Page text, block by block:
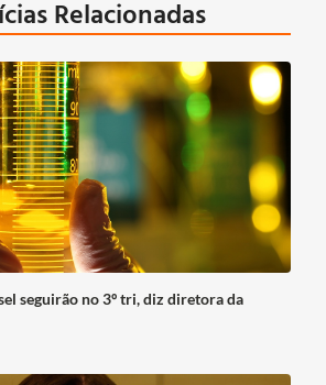
Relacionadas
seguirão no 3º tri, diz diretora da